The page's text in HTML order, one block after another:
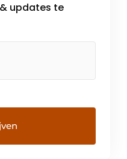
updates te